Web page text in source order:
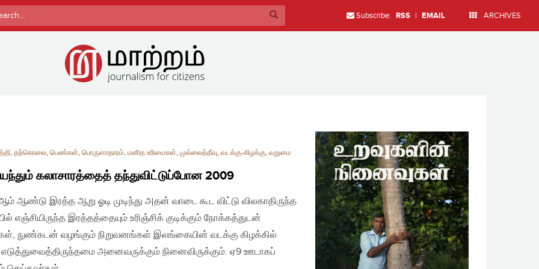
Subscribe: RSS | EMAIL ARCHIVES
, தற்கொலை, பெண்கள், பொருளாதாரம், மனித உரிமைகள், முல்லைத்தீவு, வடக்கு-கிழக்கு, வறுமை
கலாசாரத்தைத் தந்துவிட்டுப்போன 2009
ஆண்டு இரத்த ஆறு ஓடி முடிந்து அதன் வாடை கூட விட்டு விலகாதிருந்த
எஞ்சியிருந்த இரத்தத்தையும் உரிஞ்சிக் குடிக்கும் நோக்கத்துடன்
நுண்கடன் வழங்கும் நிறுவனங்கள் இலங்கையின் வடக்கு கிழக்கில்
எடுத்துவைத்திருந்தமை அனைவருக்கும் நினைவிருக்கும். ஏ9 ஊடாகப்